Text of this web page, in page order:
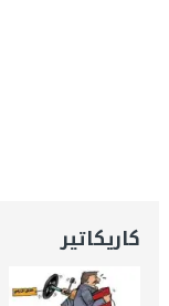
كاريكاتير